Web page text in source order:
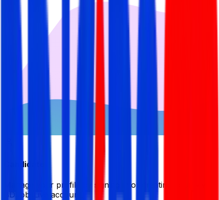
Candidate
Manage your profile by signing in or creating your My
BDJobsLive account.